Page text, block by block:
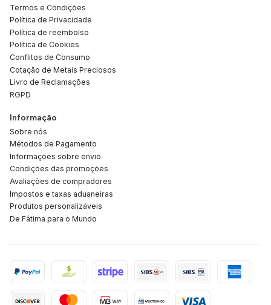
Termos e Condições
Política de Privacidade
Política de reembolso
Política de Cookies
Conflitos de Consumo
Cotação de Metais Preciosos
Livro de Reclamações
RGPD
Informação
Sobre nós
Métodos de Pagamento
Informações sobre envio
Condições das promoções
Avaliações de compradores
Impostos e taxas aduaneiras
Produtos personalizáveis
De Fátima para o Mundo